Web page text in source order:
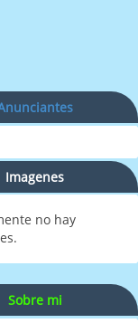
Imagenes
no hay
Sobre mi